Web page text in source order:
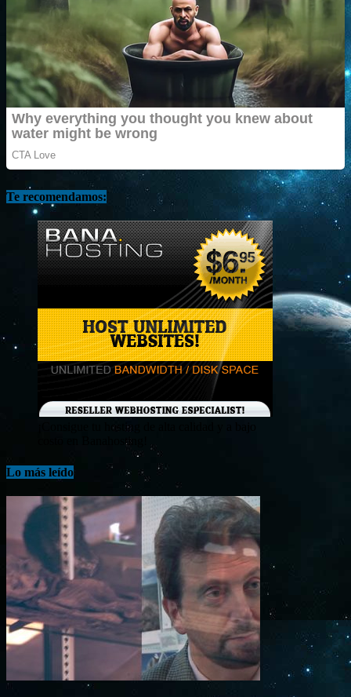
Te recomendamos:
¡Consigue tu hosting de alta calidad y a bajo
costo en Banahosting!
Lo más leído